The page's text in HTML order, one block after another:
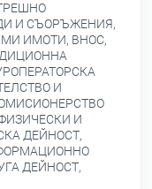
И СЪОРЪЖЕНИЯ,
ИМОТИ, ВНОС,
И
И
ДЕЙНОСТ,
ДЕЙНОСТ,